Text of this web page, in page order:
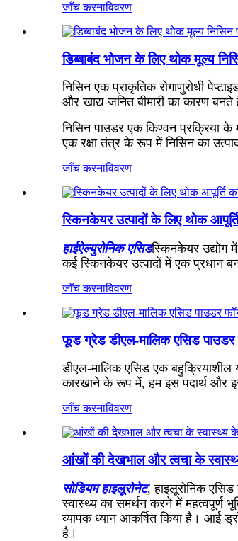
जाँच करनाविवरण
डिब्बाबंद भोजन के लिए थोक मूल्य
निसिन एक प्राकृतिक रोगाणुरोधी
और खाद्य जनित बीमारी का कारण बनते
निसिन पाउडर एक किण्वन प्रक्रिया के
एक रक्षा तंत्र के रूप में निसिन का
जाँच करनाविवरण
स्किनकेयर उत्पादों के लिए थोक
हाईऐल्युरोनिक एसिडस्किनकेयर उद्योग
कई स्किनकेयर उत्पादों में एक प्रधान
जाँच करनाविवरण
फूड ग्रेड डीएल-मालिक एसिड पाउडर
डीएल-मालिक एसिड एक बहुक्रियाशील
कारखाने के रूप में, हम इस पदार्थ और
जाँच करनाविवरण
आंखों की देखभाल और त्वचा के
सोडियम हाइलूरोनेट, हाइलूरोनिक
स्वास्थ्य का समर्थन करने में महत्वपूर्ण
व्यापक ध्यान आकर्षित किया है। आई
है।